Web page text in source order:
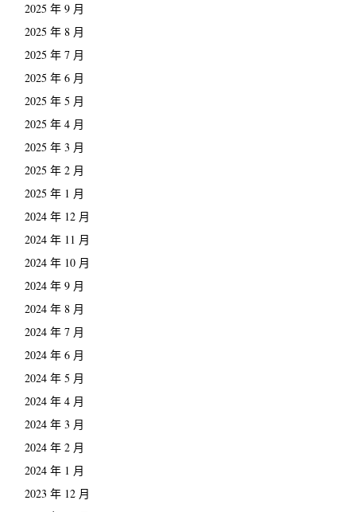
2025 年 9 月
2025 年 8 月
2025 年 7 月
2025 年 6 月
2025 年 5 月
2025 年 4 月
2025 年 3 月
2025 年 2 月
2025 年 1 月
2024 年 12 月
2024 年 11 月
2024 年 10 月
2024 年 9 月
2024 年 8 月
2024 年 7 月
2024 年 6 月
2024 年 5 月
2024 年 4 月
2024 年 3 月
2024 年 2 月
2024 年 1 月
2023 年 12 月